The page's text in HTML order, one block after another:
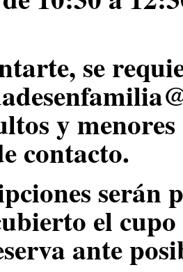
se
y
contacto.
serán
el
ante